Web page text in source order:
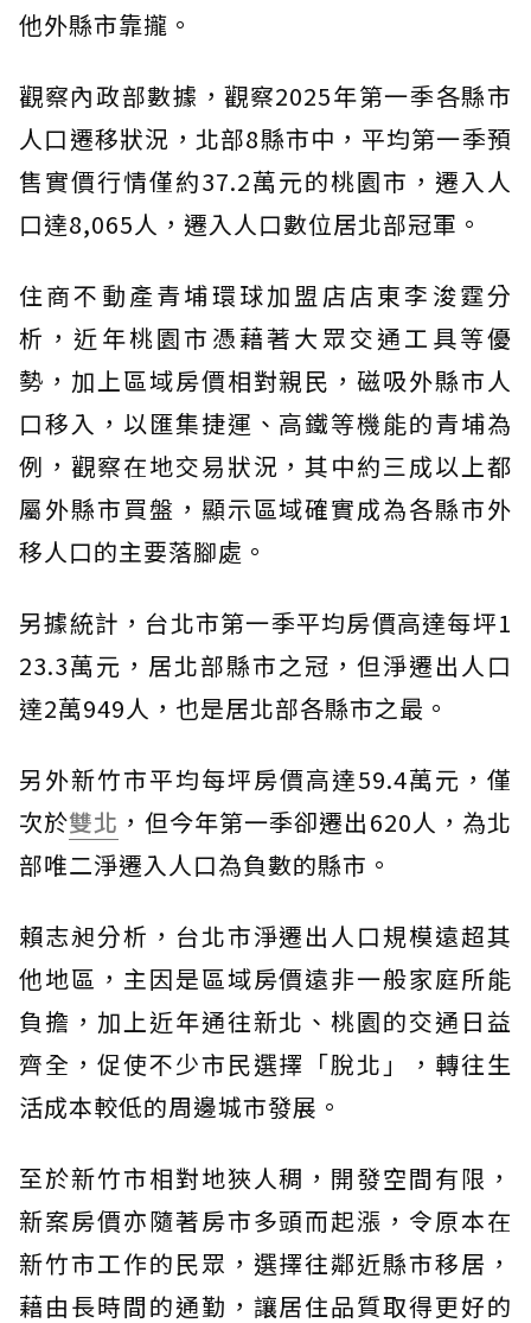
他外縣市靠攏。
觀察內政部數據，觀察2025年第一季各縣市
人口遷移狀況，北部8縣市中，平均第一季預
售實價行情僅約37.2萬元的桃園市，遷入人
口達8,065人，遷入人口數位居北部冠軍。
住商不動產青埔環球加盟店店東李浚霆分
析，近年桃園市憑藉著大眾交通工具等優
勢，加上區域房價相對親民，磁吸外縣市人
口移入，以匯集捷運、高鐵等機能的青埔為
例，觀察在地交易狀況，其中約三成以上都
屬外縣市買盤，顯示區域確實成為各縣市外
移人口的主要落腳處。
另據統計，台北市第一季平均房價高達每坪1
23.3萬元，居北部縣市之冠，但淨遷出人口
達2萬949人，也是居北部各縣市之最。
另外新竹市平均每坪房價高達59.4萬元，僅
次於雙北 ，但今年第一季卻遷出620人，為北
部唯二淨遷入人口為負數的縣市。
賴志昶分析，台北市淨遷出人口規模遠超其
他地區，主因是區域房價遠非一般家庭所能
負擔，加上近年通往新北、桃園的交通日益
齊全，促使不少市民選擇「脫北」，轉往生
活成本較低的周邊城市發展。
至於新竹市相對地狹人稠，開發空間有限，
新案房價亦隨著房市多頭而起漲，令原本在
新竹市工作的民眾，選擇往鄰近縣市移居，
藉由長時間的通勤，讓居住品質取得更好的